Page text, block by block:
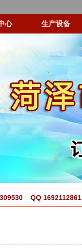
心 生产设备
QQ 1692112861